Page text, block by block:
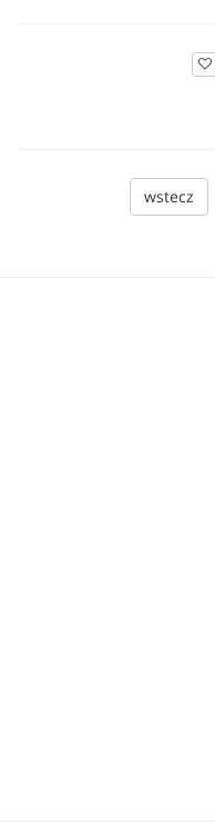
wstecz